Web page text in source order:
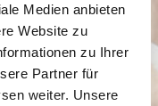
Medien anbieten
Website zu
zu Ihrer
Partner für
weiter. Unsere